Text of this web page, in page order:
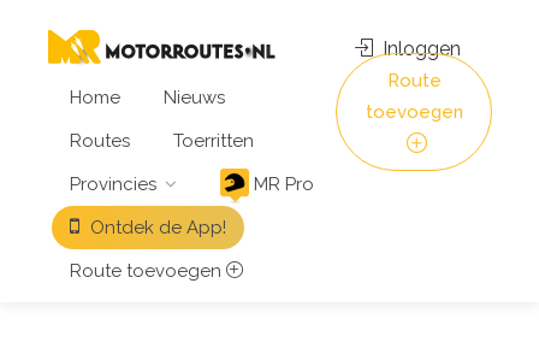
Home
Nieuws
Routes
Toerritten
Provincies
MR Pro
Ontdek de App!
Route toevoegen
Inloggen
Route
toevoegen